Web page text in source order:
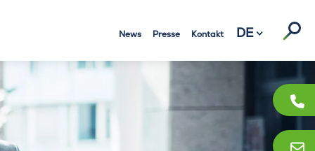
News Presse Kontakt DE